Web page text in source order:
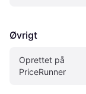
Øvrigt
Oprettet på
PriceRunner